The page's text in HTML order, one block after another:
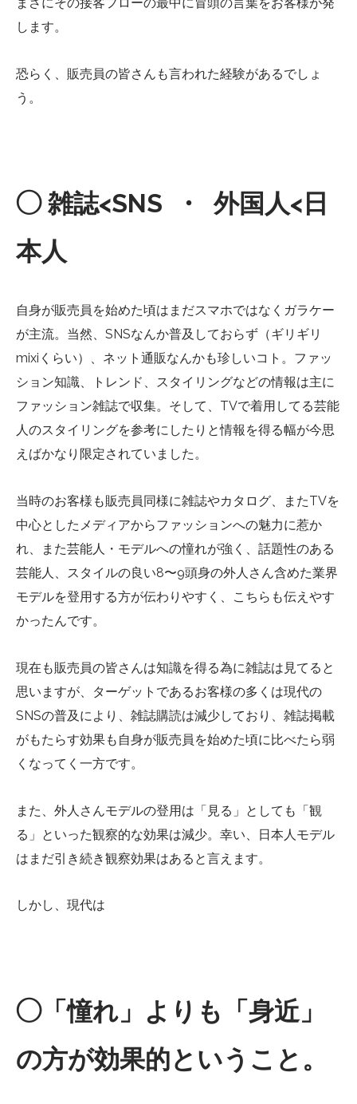
します。
恐らく、販売員の皆さんも言われた経験があるでしょ
う。
◯ 雑誌<SNS ・ 外国人<日
本人
自身が販売員を始めた頃はまだスマホではなくガラケー
が主流。当然、SNSなんか普及しておらず（ギリギリ
mixiくらい）、ネット通販なんかも珍しいコト。ファッ
ション知識、トレンド、スタイリングなどの情報は主に
ファッション雑誌で収集。そして、TVで着用してる芸能
人のスタイリングを参考にしたりと情報を得る幅が今思
えばかなり限定されていました。
当時のお客様も販売員同様に雑誌やカタログ、またTVを
中心としたメディアからファッションへの魅力に惹か
れ、また芸能人・モデルへの憧れが強く、話題性のある
芸能人、スタイルの良い8〜9頭身の外人さん含めた業界
モデルを登用する方が伝わりやすく、こちらも伝えやす
かったんです。
現在も販売員の皆さんは知識を得る為に雑誌は見てると
思いますが、ターゲットであるお客様の多くは現代の
SNSの普及により、雑誌購読は減少しており、雑誌掲載
がもたらす効果も自身が販売員を始めた頃に比べたら弱
くなってく一方です。
また、外人さんモデルの登用は「見る」としても「観
る」といった観察的な効果は減少。幸い、日本人モデル
はまだ引き続き観察効果はあると言えます。
しかし、現代は
◯「憧れ」よりも「身近」
の方が効果的ということ。